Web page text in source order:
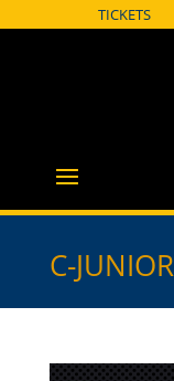
TICKETS
C-